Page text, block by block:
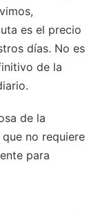
es el precio
días. No es
de la
de la
no requiere
para